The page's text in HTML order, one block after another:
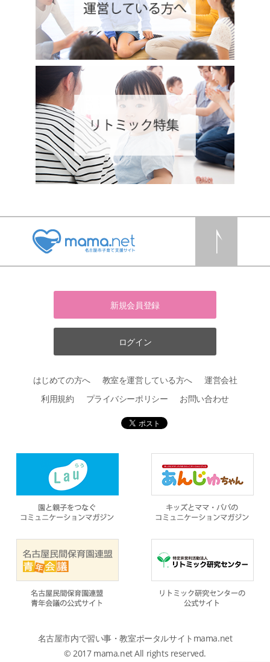
新規会員登録
ログイン
はじめての方へ 教室を運営している方へ
運営会社
利用規約
プライバシーポリシー お問い合わせ
名古屋市内で習い事・教室ポータルサイトmama.net
© 2017 mama.net All rights reserved.